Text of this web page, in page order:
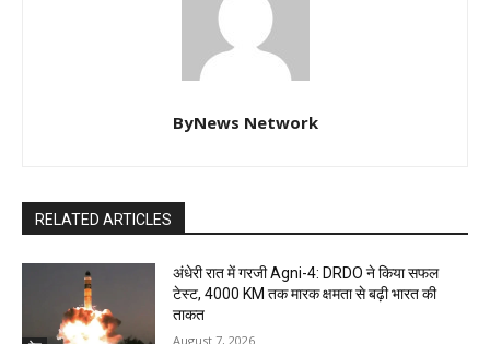
ByNews Network
RELATED ARTICLES
अंधेरी रात में गरजी Agni-4: DRDO ने किया सफल
टेस्ट, 4000 KM तक मारक क्षमता से बढ़ी भारत की
ताकत
August 7, 2026